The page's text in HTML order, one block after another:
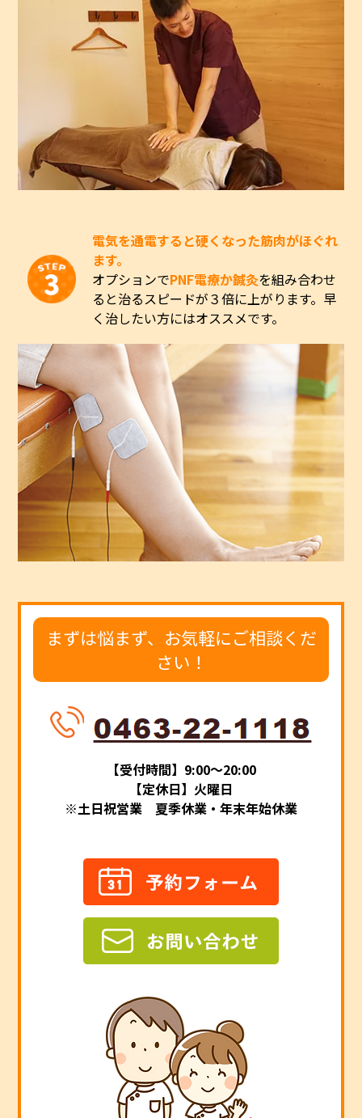
電気を通電すると硬くなった筋肉がほぐれ
ます。
オプションでPNF電療か鍼灸を組み合わせ
ると治るスピードが３倍に上がります。早
く治したい方にはオススメです。
まずは悩まず、お気軽にご相談くだ
さい！
【受付時間】9:00～20:00
【定休日】火曜日
※土日祝営業 夏季休業・年末年始休業